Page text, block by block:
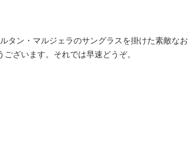
タン・マルジェラのサングラスを掛けた素敵なお
ざいます。それでは早速どうぞ。